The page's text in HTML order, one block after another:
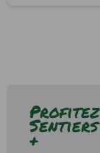
Profitez
+